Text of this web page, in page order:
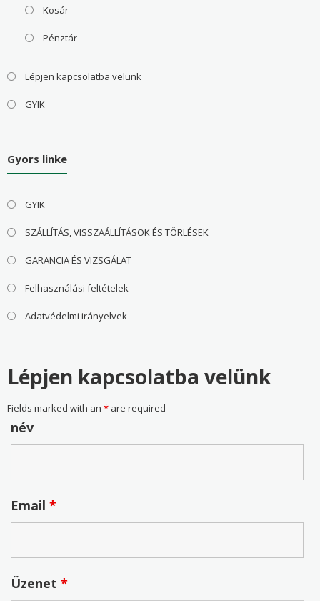
Kosár
Pénztár
Lépjen kapcsolatba velünk
GYIK
Gyors linke
GYIK
SZÁLLÍTÁS, VISSZAÁLLÍTÁSOK ÉS TÖRLÉSEK
GARANCIA ÉS VIZSGÁLAT
Felhasználási feltételek
Adatvédelmi irányelvek
Lépjen kapcsolatba velünk
Fields marked with an *are required
név
Email *
Üzenet *